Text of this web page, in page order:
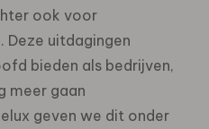
ook voor
Deze uitdagingen
bieden als bedrijven,
meer gaan
geven we dit onder